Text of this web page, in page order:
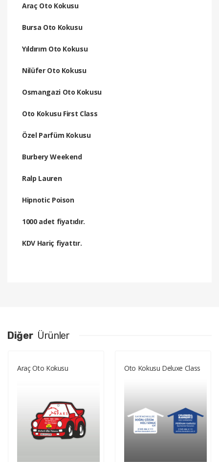
Araç Oto Kokusu
Bursa Oto Kokusu
Yıldırım Oto Kokusu
Nilüfer Oto Kokusu
Osmangazi Oto Kokusu
Oto Kokusu First Class
Özel Parfüm Kokusu
Burbery Weekend
Ralp Lauren
Hipnotic Poison
1000 adet fiyatıdır.
KDV Hariç fiyattır.
Diğer Ürünler
Araç Oto Kokusu Oto Kokusu Deluxe Class